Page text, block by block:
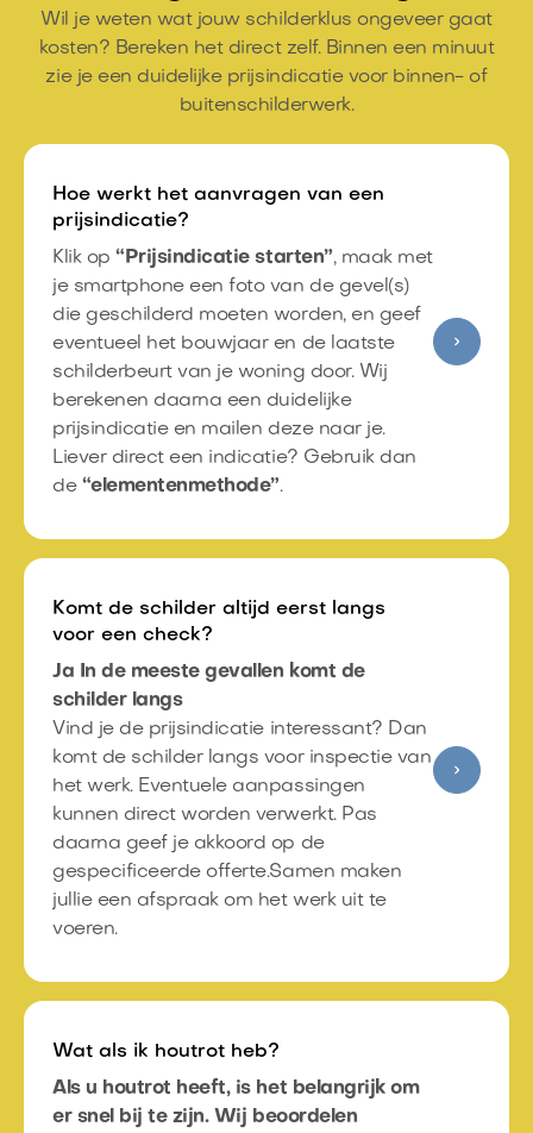
Wil je weten wat jouw schilderklus ongeveer gaat
kosten? Bereken het direct zelf. Binnen een minuut
zie je een duidelijke prijsindicatie voor binnen- of
buitenschilderwerk.
Hoe werkt het aanvragen van een
prijsindicatie?
Klik op“Prijsindicatie starten”, maak met
je smartphone een foto van de gevel(s)
die geschilderd moeten worden, en geef
eventueel het bouwjaar en de laatste
schilderbeurt van je woning door. Wij
berekenen daarna een duidelijke
prijsindicatie en mailen deze naar je.
Liever direct een indicatie? Gebruik dan
de “elementenmethode”.
Komt de schilder altijd eerst langs
voor een check?
Ja In de meeste gevallen komt de
schilder langs
Vind je de prijsindicatie interessant? Dan
komt de schilder langs voor inspectie van
het werk.​ Eventuele aanpassingen
kunnen direct worden verwerkt.​ Pas
daarna geef je akkoord op de
gespecificeerde offerte.​Samen maken
jullie een afspraak om het werk uit te
voeren.​
Wat als ik houtrot heb?
Als u houtrot heeft, is het belangrijk om
er snel bij te zijn. Wij beoordelen